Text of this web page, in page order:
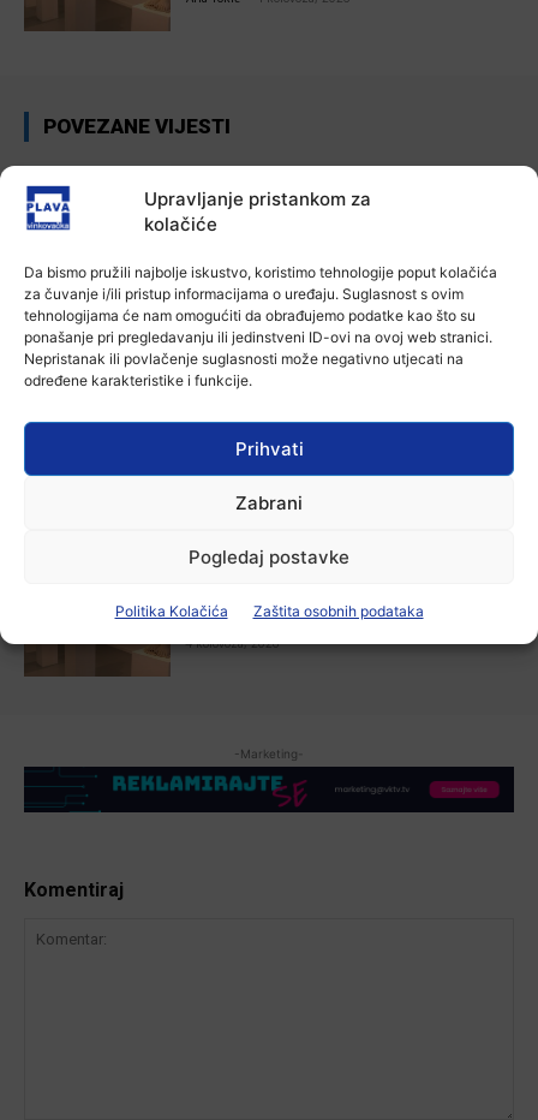
Upravljanje pristankom za
kolačiće
Da bismo pružili najbolje iskustvo, koristimo tehnologije poput kolačića
za čuvanje i/ili pristup informacijama o uređaju. Suglasnost s ovim
tehnologijama će nam omogućiti da obrađujemo podatke kao što su
ponašanje pri pregledavanju ili jedinstveni ID-ovi na ovoj web stranici.
Nepristanak ili povlačenje suglasnosti može negativno utjecati na
određene karakteristike i funkcije.
Prihvati
Zabrani
Pogledaj postavke
Politika Kolačića Zaštita osobnih podataka
POVEZANE VIJESTI
Aktualno
Iz Vinkovačkog vodovoda i
kanalizacije najavljuju smanjenje
tlaka u vodovodnoj mreži
Aktualno
Poziv na racionalno korištenje vode
6 kolovoza, 2026
Aktualno
U Osijeku obilježen Dan pobjede i
hrvatskih branitelja
Aktualno
Galeriji Slavko Kopač
4 kolovoza, 2026
-Marketing-
Komentiraj